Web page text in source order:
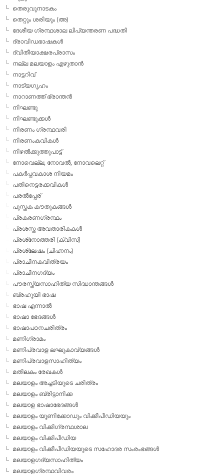
തെരുവുനാടകം
തെറ്റും ശരിയും (അ)
ദേശീയ ഗ്രന്ഥശാല ലിപ്യന്തരണ പദ്ധതി
ദ്രാവിഡഭാഷകള്‍
ദ്വിതീയാക്ഷരപ്രാസം
നല്ല മലയാളം എഴുതാന്‍
നാട്ടറിവ്
നാട്യഗൃഹം
നാറാണത്ത് ഭ്രാന്തന്‍
നിഘണ്ടു
നിഘണ്ടുക്കള്‍
നിരണം ഗ്രന്ഥവരി
നിരണംകവികള്‍
നിഴല്‍ക്കുത്തുപാട്ട്
നോവെല്ല, നോവല്‍, നോവലെറ്റ്
പകര്‍പ്പവകാശ നിയമം
പതിനെട്ടരക്കവികള്‍
പരല്‍പ്പേര്
പുസ്തക കൗതുകങ്ങള്‍
പ്രകരണഗ്രന്ഥം
പ്രശസ്ത അവതാരികകള്‍
പ്രശ്‌നോത്തരി (ക്വിസ്)
പ്രശ്ലേഷം (ചിഹ്നനം)
പ്രാചീനകവിത്രയം
പ്രാചീനഗദ്യം
പൗരസ്ത്യസാഹിത്യ സിദ്ധാന്തങ്ങള്‍
ബ്രഹൂയി ഭാഷ
ഭാഷ എന്നാല്‍
ഭാഷാ ഭേദങ്ങള്‍
ഭാഷാപഠനചരിത്രം
മണിഗ്രാമം
മണിപ്രവാള ലഘുകാവ്യങ്ങള്‍
മണിപ്രവാളസാഹിത്യം
മതിലകം രേഖകള്‍
മലയാളം അച്ചടിയുടെ ചരിത്രം
മലയാളം ബ്രിട്ടാനിക്ക
മലയാള ഭാഷാഭേദങ്ങള്‍
മലയാളം യൂണിക്കോഡും വിക്കീപീഡിയയും
മലയാളം വിക്കിഗ്രന്ഥശാല
മലയാളം വിക്കിപീഡിയ
മലയാളം വിക്കീപീഡിയയുടെ സഹോദര സംരംഭങ്ങള്‍
മലയാളഗദ്യസാഹിത്യം
മലയാളഗ്രന്ഥവിവരം